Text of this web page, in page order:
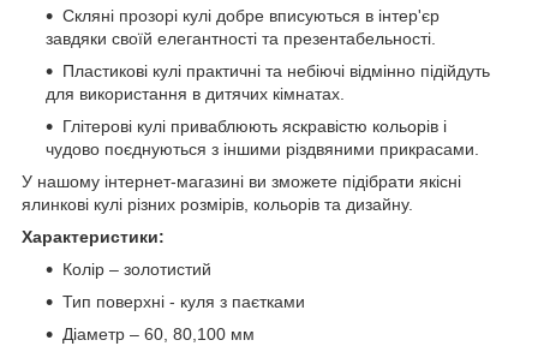
Скляні прозорі кулі добре вписуються в інтер'єр
завдяки своїй елегантності та презентабельності.
Пластикові кулі практичні та небіючі відмінно підійдуть
для використання в дитячих кімнатах.
Глітерові кулі приваблюють яскравістю кольорів і
чудово поєднуються з іншими різдвяними прикрасами.
У нашому інтернет-магазині ви зможете підібрати якісні
ялинкові кулі різних розмірів, кольорів та дизайну.
Характеристики:
Колір – золотистий
Тип поверхні - куля з паєтками
Діаметр – 60, 80,100 мм